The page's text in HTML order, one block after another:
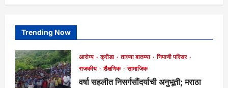
Trending Now
आरोग्य क्रीडा ताज्या बातम्या
निपाणी परिसर
राजकीय
शैक्षणिक सामाजिक
वर्षा सहलीत निसर्गसौंदर्याची अनुभूती; मराठा